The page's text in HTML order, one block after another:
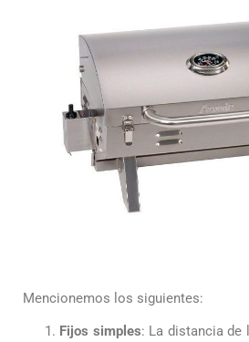
Mencionemos los siguientes:
Fijos simples: La distancia de